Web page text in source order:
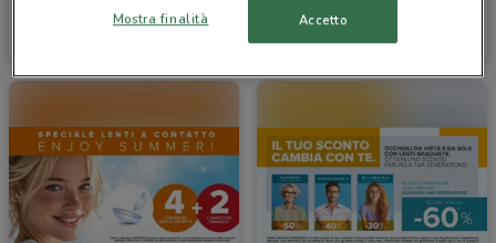
GrandVision Ottica VistaSì
Scade il 15/09
Mostra finalità Accetto